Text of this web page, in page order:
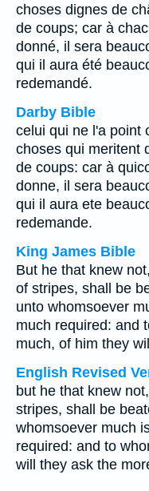
choses dignes de
de coups; car à
donné, il sera
qui il aura été
redemandé.
Darby Bible
celui qui ne l'a point
choses qui meritent
de coups: car à
donne, il sera
qui il aura ete
redemande.
King James Bible
But he that knew
of stripes, shall be
unto whomsoever
much required: and
much, of him they
English Revised
but he that knew
stripes, shall be
whomsoever much
required: and to
will they ask the